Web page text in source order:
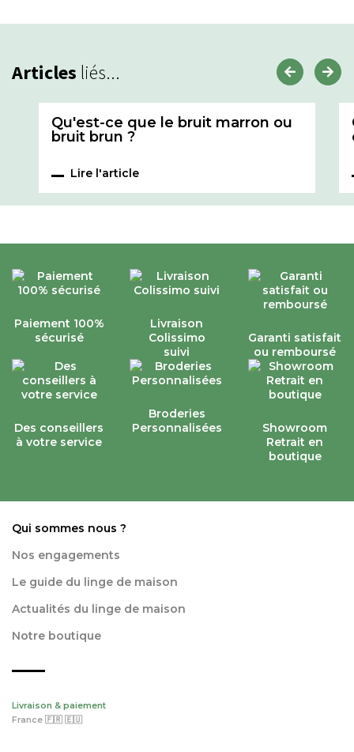
Articles liés...
Qu'est-ce que le bruit marron ou
bruit brun ?
Lire l'article
Paiement 100%
sécurisé
Livraison
Colissimo
suivi
Garanti satisfait
ou remboursé
Des conseillers
à votre service
Broderies
Personnalisées
Showroom
Retrait en
boutique
Qui sommes nous ?
Nos engagements
Le guide du linge de maison
Actualités du linge de maison
Notre boutique
Livraison & paiement
France 🇫🇷 🇪🇺